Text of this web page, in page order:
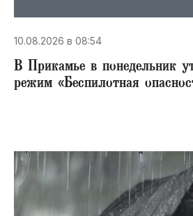
10.08.2026 в 08:54
В Прикамье в понедельник
режим «Беспилотная